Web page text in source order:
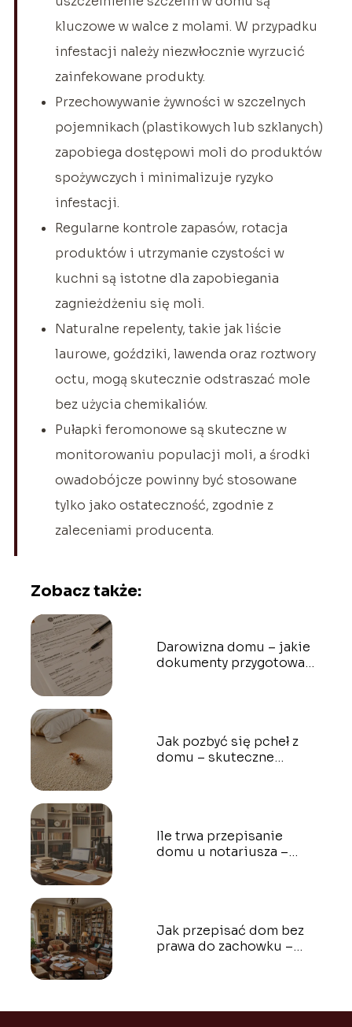
kluczowe w walce z molami. W przypadku
infestacji należy niezwłocznie wyrzucić
zainfekowane produkty.
Przechowywanie żywności w szczelnych
pojemnikach (plastikowych lub szklanych)
zapobiega dostępowi moli do produktów
spożywczych i minimalizuje ryzyko
infestacji.
Regularne kontrole zapasów, rotacja
produktów i utrzymanie czystości w
kuchni są istotne dla zapobiegania
zagnieżdżeniu się moli.
Naturalne repelenty, takie jak liście
laurowe, goździki, lawenda oraz roztwory
octu, mogą skutecznie odstraszać mole
bez użycia chemikaliów.
Pułapki feromonowe są skuteczne w
monitorowaniu populacji moli, a środki
owadobójcze powinny być stosowane
tylko jako ostateczność, zgodnie z
zaleceniami producenta.
Zobacz także:
Darowizna domu – jakie
dokumenty przygotować
Jak pozbyć się pcheł z
domu – skuteczne
Ile trwa przepisanie
domu u notariusza –
Jak przepisać dom bez
prawa do zachowku –